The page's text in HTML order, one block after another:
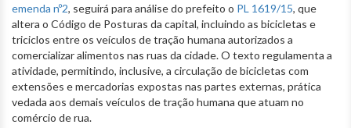
emenda nº2, seguirá para análise do prefeito o PL 1619/15, que
altera o Código de Posturas da capital, incluindo as bicicletas e
triciclos entre os veículos de tração humana autorizados a
comercializar alimentos nas ruas da cidade. O texto regulamenta a
atividade, permitindo, inclusive, a circulação de bicicletas com
extensões e mercadorias expostas nas partes externas, prática
vedada aos demais veículos de tração humana que atuam no
comércio de rua.